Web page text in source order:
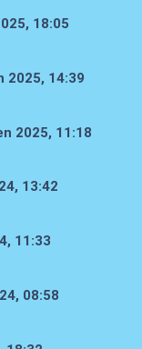
18:05
2025, 14:39
2025, 11:18
13:42
11:33
08:58